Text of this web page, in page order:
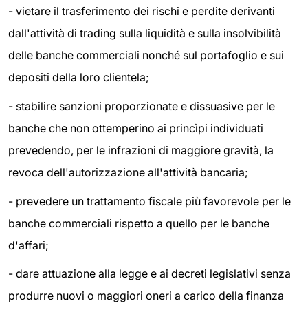
- vietare il trasferimento dei rischi e perdite derivanti
dall'attività di trading sulla liquidità e sulla insolvibilità
delle banche commerciali nonché sul portafoglio e sui
depositi della loro clientela;
- stabilire sanzioni proporzionate e dissuasive per le
banche che non ottemperino ai princìpi individuati
prevedendo, per le infrazioni di maggiore gravità, la
revoca dell'autorizzazione all'attività bancaria;
- prevedere un trattamento fiscale più favorevole per le
banche commerciali rispetto a quello per le banche
d'affari;
- dare attuazione alla legge e ai decreti legislativi senza
produrre nuovi o maggiori oneri a carico della finanza